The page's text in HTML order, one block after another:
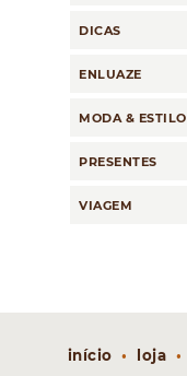
DICAS
ENLUAZE
MODA & ESTILO
PRESENTES
VIAGEM
início loja